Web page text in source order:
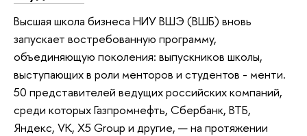
Высшая школа бизнеса НИУ ВШЭ (ВШБ) вновь
запускает востребованную программу,
объединяющую поколения: выпускников школы,
выступающих в роли менторов и студентов - менти.
50 представителей ведущих российских компаний,
среди которых Газпромнефть, Сбербанк, ВТБ,
Яндекс, VK, X5 Group и другие, — на протяжении